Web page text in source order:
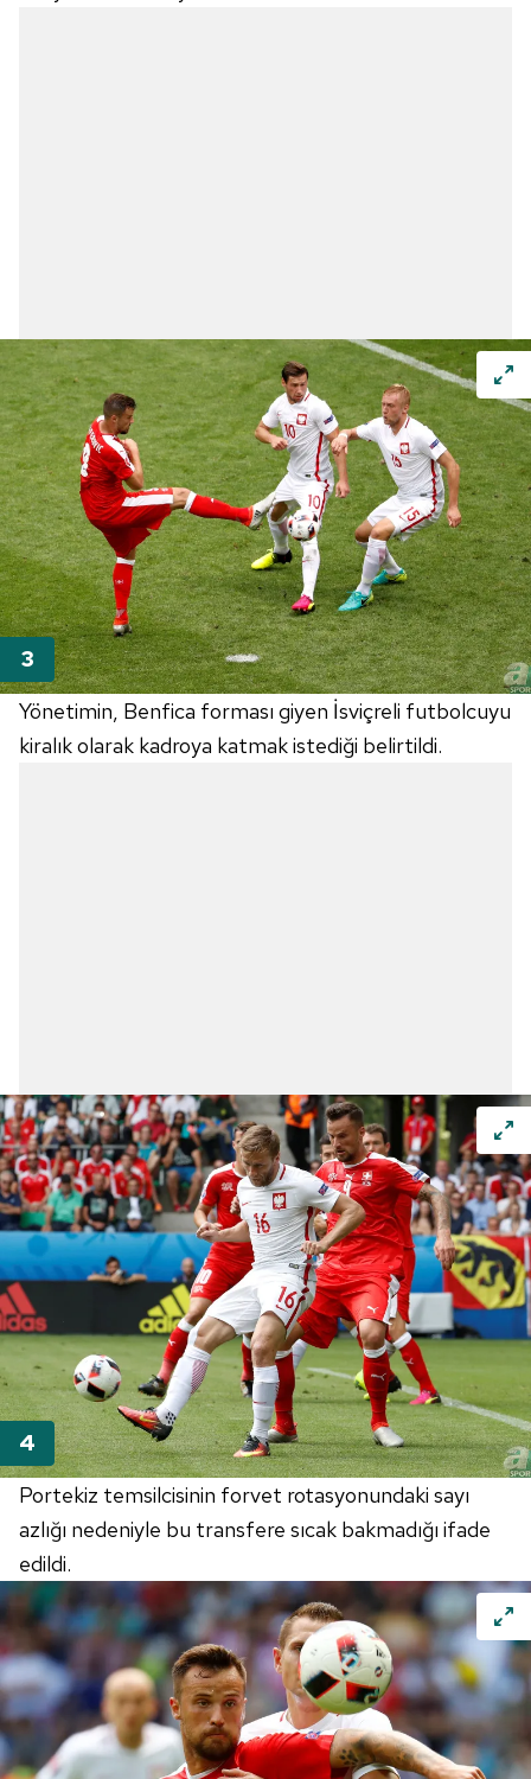
Yönetimin, Benfica forması giyen İsviçreli futbolcuyu
kiralık olarak kadroya katmak istediği belirtildi.
Portekiz temsilcisinin forvet rotasyonundaki sayı
azlığı nedeniyle bu transfere sıcak bakmadığı ifade
edildi.